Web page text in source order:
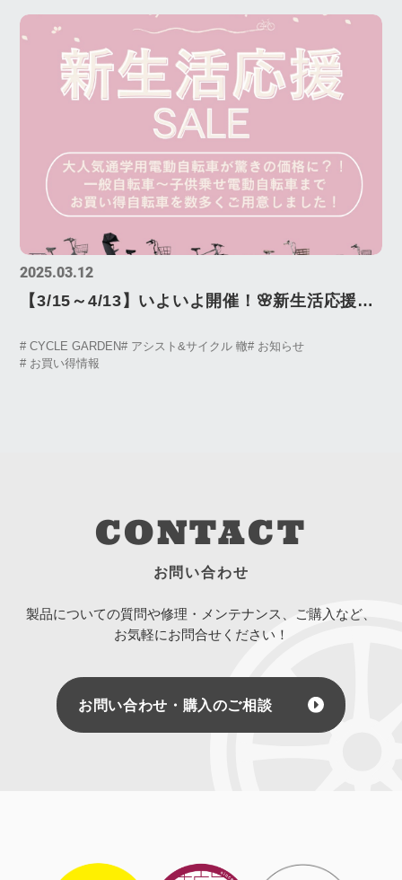
2025.03.12
【3/15～4/13】いよいよ開催！🌸新生活応援セ
# CYCLE GARDEN# アシスト&サイクル 轍# お知らせ
# お買い得情報
CONTACT
お問い合わせ
製品についての質問や修理・メンテナンス、ご購入など、
お気軽にお問合せください！
お問い合わせ・購入のご相談